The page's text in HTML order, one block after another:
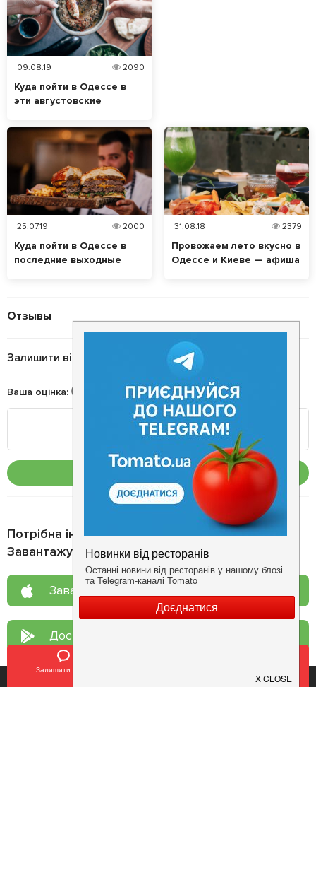
Залишити відгук
09.08.19 2090
Куда пойти в Одессе в
эти августовские
25.07.19 2000
Куда пойти в Одессе в
последние выходные
31.08.18 2379
Провожаем лето вкусно в
Одессе и Киеве — афиша
Отзывы
Залишити відгук
Ваша оцінка:
Потрібна інформація про заклад?
Завантажуйте додаток!
Завантажте у
Доступно у